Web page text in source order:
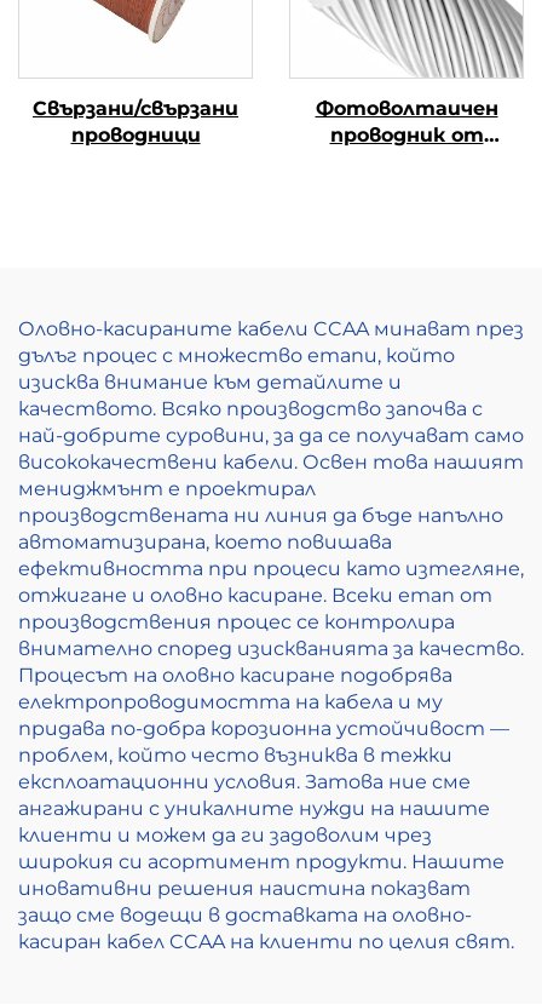
Свързани/свързани
проводници
Фотоволтаичен
проводник от
Оловно-касираните кабели CCAA минават през
дълъг процес с множество етапи, който
изисква внимание към детайлите и
качеството. Всяко производство започва с
най-добрите суровини, за да се получават само
висококачествени кабели. Освен това нашият
мениджмънт е проектирал
производствената ни линия да бъде напълно
автоматизирана, което повишава
ефективността при процеси като изтегляне,
отжигане и оловно касиране. Всеки етап от
производствения процес се контролира
внимателно според изискванията за качество.
Процесът на оловно касиране подобрява
електропроводимостта на кабела и му
придава по-добра корозионна устойчивост —
проблем, който често възниква в тежки
експлоатационни условия. Затова ние сме
ангажирани с уникалните нужди на нашите
клиенти и можем да ги задоволим чрез
широкия си асортимент продукти. Нашите
иновативни решения наистина показват
защо сме водещи в доставката на оловно-
касиран кабел CCAA на клиенти по целия свят.